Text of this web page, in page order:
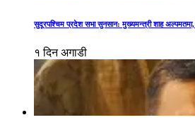
सुदूरपश्चिम प्रदेश सभा सुनसान: मुख्यमन्त्री शाह अल्पमतमा,
१ दिन अगाडी